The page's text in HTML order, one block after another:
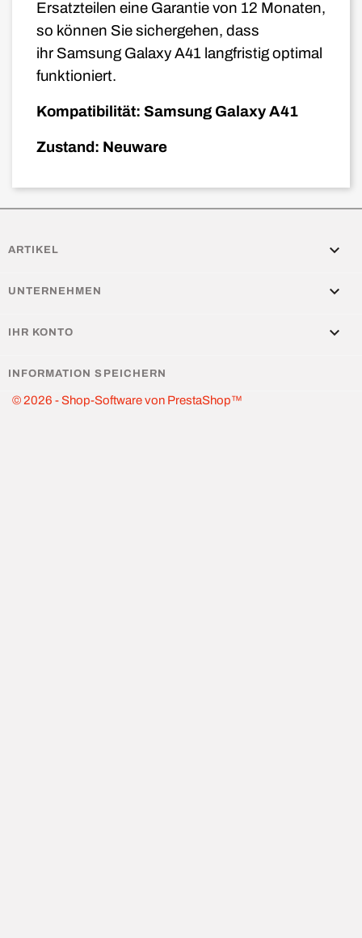
Ersatzteilen eine Garantie von 12 Monaten,
so können Sie sichergehen, dass
ihr Samsung Galaxy A41 langfristig optimal
funktioniert.
Kompatibilität: Samsung Galaxy A41
Zustand: Neuware
ARTIKEL 
UNTERNEHMEN 
IHR KONTO 
INFORMATION SPEICHERN
© 2026 - Shop-Software von PrestaShop™